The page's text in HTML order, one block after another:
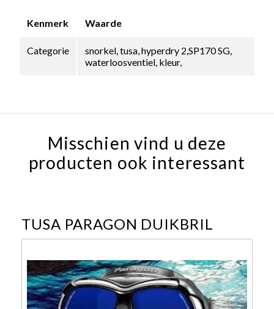
Kenmerk Waarde
Categorie
snorkel, tusa, hyperdry 2,SP170 SG,
waterloosventiel, kleur,
Misschien vind u deze
producten ook interessant
TUSA PARAGON DUIKBRIL